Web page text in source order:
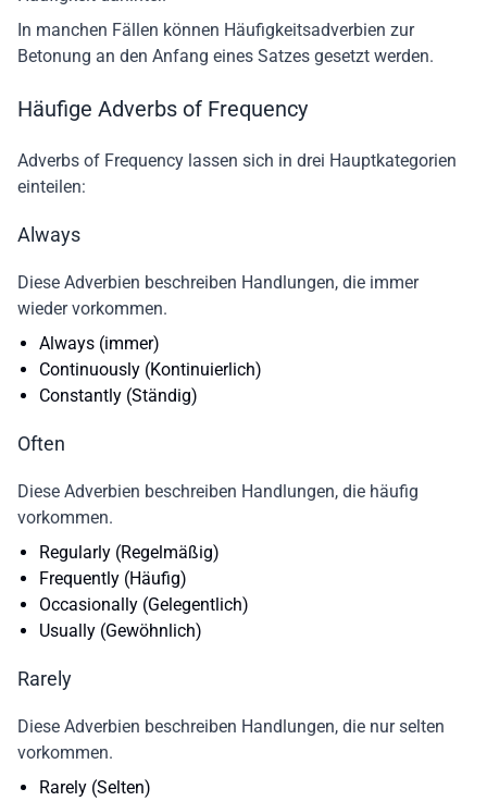
In manchen Fällen können Häufigkeitsadverbien zur
Betonung an den Anfang eines Satzes gesetzt werden.
Häufige Adverbs of Frequency
Adverbs of Frequency lassen sich in drei Hauptkategorien
einteilen:
Always
Diese Adverbien beschreiben Handlungen, die immer
wieder vorkommen.
Always (immer)
Continuously (Kontinuierlich)
Constantly (Ständig)
Often
Diese Adverbien beschreiben Handlungen, die häufig
vorkommen.
Regularly (Regelmäßig)
Frequently (Häufig)
Occasionally (Gelegentlich)
Usually (Gewöhnlich)
Rarely
Diese Adverbien beschreiben Handlungen, die nur selten
vorkommen.
Rarely (Selten)